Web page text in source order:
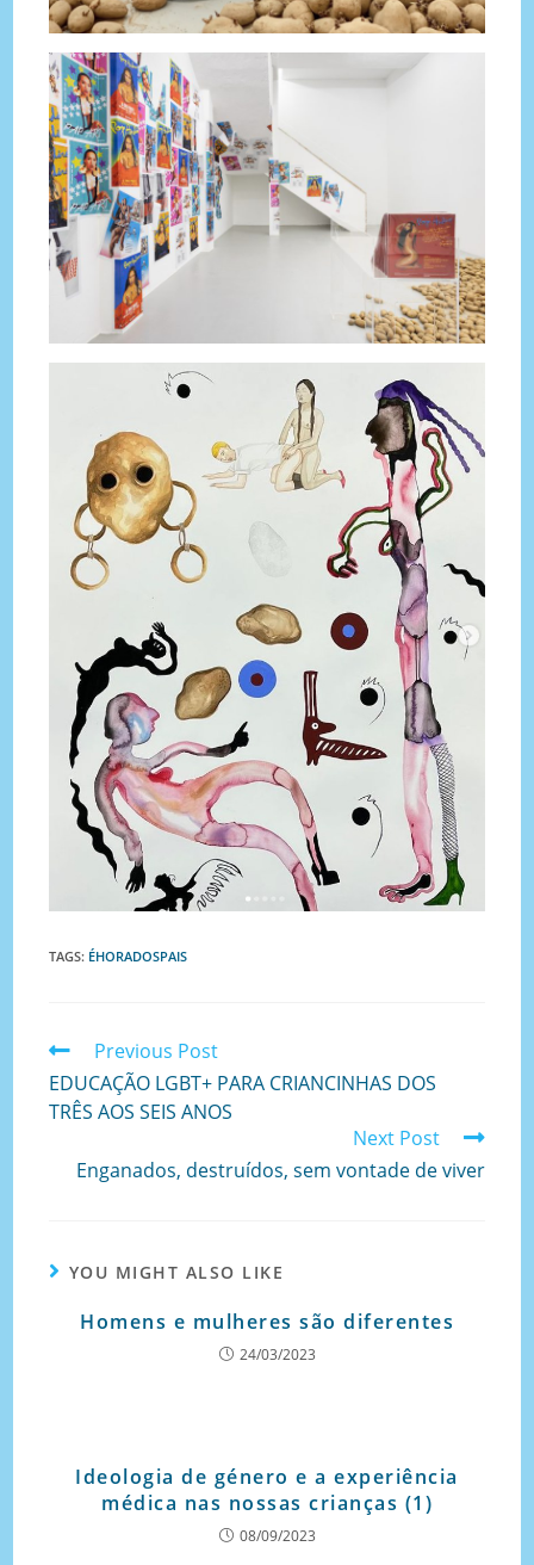
TAGS: ÉHORADOSPAIS
Previous Post
EDUCAÇÃO LGBT+ PARA CRIANCINHAS DOS
TRÊS AOS SEIS ANOS
Next Post
Enganados, destruídos, sem vontade de viver
YOU MIGHT ALSO LIKE
Homens e mulheres são diferentes
24/03/2023
Ideologia de género e a experiência
médica nas nossas crianças (1)
08/09/2023